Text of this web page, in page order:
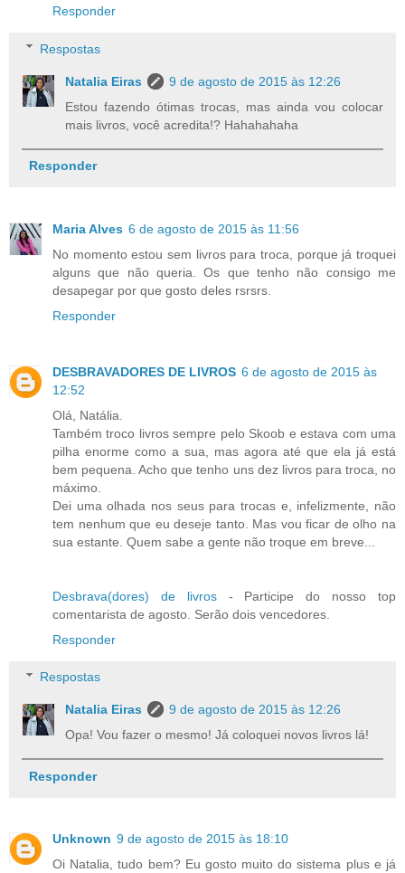
Responder
Respostas
Natalia Eiras
9 de agosto de 2015 às 12:26
Estou fazendo ótimas trocas, mas ainda vou colocar
mais livros, você acredita!? Hahahahaha
Responder
Maria Alves 6 de agosto de 2015 às 11:56
No momento estou sem livros para troca, porque já troquei
alguns que não queria. Os que tenho não consigo me
desapegar por que gosto deles rsrsrs.
Responder
DESBRAVADORES DE LIVROS 6 de agosto de 2015 às
12:52
Olá, Natália.
Também troco livros sempre pelo Skoob e estava com uma
pilha enorme como a sua, mas agora até que ela já está
bem pequena. Acho que tenho uns dez livros para troca, no
máximo.
Dei uma olhada nos seus para trocas e, infelizmente, não
tem nenhum que eu deseje tanto. Mas vou ficar de olho na
sua estante. Quem sabe a gente não troque em breve...
Desbrava(dores) de livros- Participe do nosso top
comentarista de agosto. Serão dois vencedores.
Responder
Respostas
Natalia Eiras
9 de agosto de 2015 às 12:26
Opa! Vou fazer o mesmo! Já coloquei novos livros lá!
Responder
Unknown 9 de agosto de 2015 às 18:10
Oi Natalia, tudo bem? Eu gosto muito do sistema plus e já